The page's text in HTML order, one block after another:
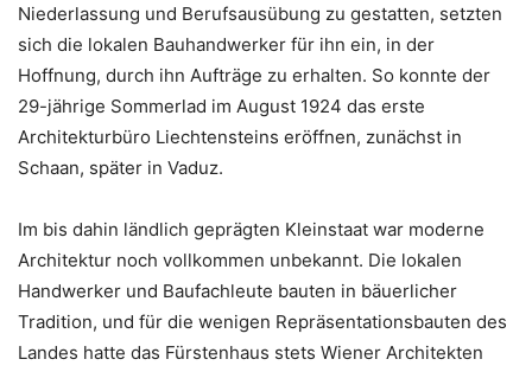
Niederlassung und Berufsausübung zu gestatten, setzten
sich die lokalen Bauhandwerker für ihn ein, in der
Hoffnung, durch ihn Aufträge zu erhalten. So konnte der
29-jährige Sommerlad im August 1924 das erste
Architekturbüro Liechtensteins eröffnen, zunächst in
Schaan, später in Vaduz.
Im bis dahin ländlich geprägten Kleinstaat war moderne
Architektur noch vollkommen unbekannt. Die lokalen
Handwerker und Baufachleute bauten in bäuerlicher
Tradition, und für die wenigen Repräsentationsbauten des
Landes hatte das Fürstenhaus stets Wiener Architekten